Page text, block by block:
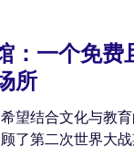
：一个免费
所
望结合文化与教
了第二次世界大